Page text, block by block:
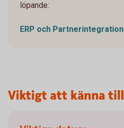
löpande:
ERP och Partnerintegration
Viktigt att känna till